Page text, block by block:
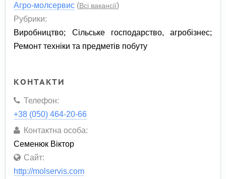
Агро-молсервис (Всі вакансії)
Рубрики:
Виробництво; Сільське господарство, агробізнес;
Ремонт техніки та предметів побуту
КОНТАКТИ
Телефон:
+38 (050) 464-20-66
Контактна особа:
Семенюк Віктор
Сайт:
http://molservis.com